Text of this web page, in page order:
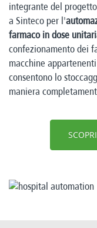
integrante del
a Sinteco per l'
farmaco in dose
confezionamento dei
macchine
consentono lo
maniera